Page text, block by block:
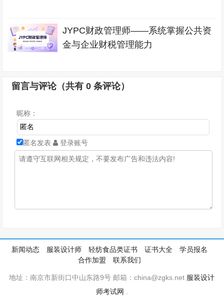
JYPC财政管理师——系统掌握公共资
金与企业财税管理能力
留言与评论（共有0 条评论）
昵称：
匿名发表 登录账号
新闻动态 服装设计师 轻纺食品类证书 证书大全
学员报名
合作加盟
联系我们
地址：南京市新街口中山东路9号 邮箱：china@zgks.net 服装设计
师考试网 .